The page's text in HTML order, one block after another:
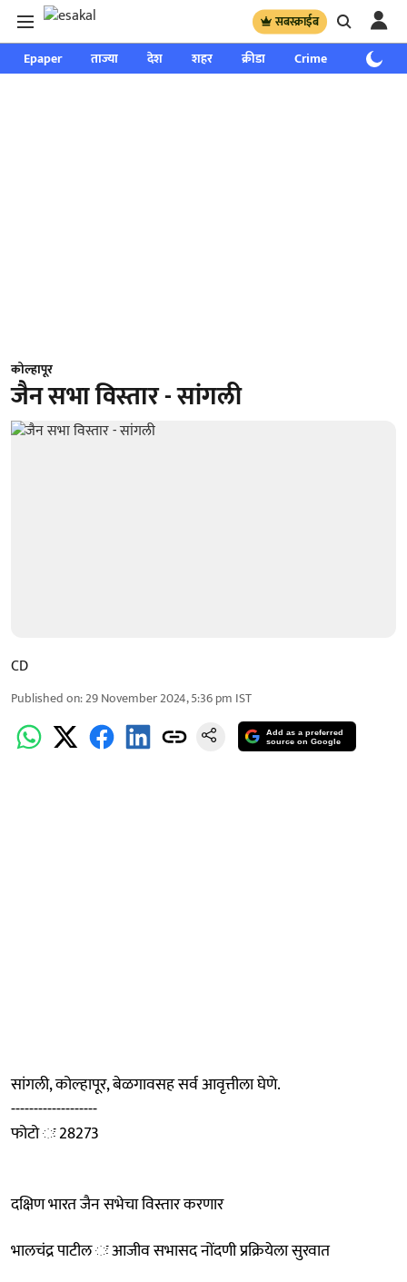
सबस्क्राईब
Epaper ताज्या देश शहर क्रीडा Crime साप्ताहिक
कोल्हापूर
जैन सभा विस्तार - सांगली
CD
Published on:29 November 2024, 5:36 pm IST
Add as a preferred
source on Google
सांगली, कोल्हापूर, बेळगावसह सर्व आवृत्तीला घेणे.
-------------------
फोटो ः 28273
दक्षिण भारत जैन सभेचा विस्तार करणार
भालचंद्र पाटील ः आजीव सभासद नोंदणी प्रक्रियेला सुरवात